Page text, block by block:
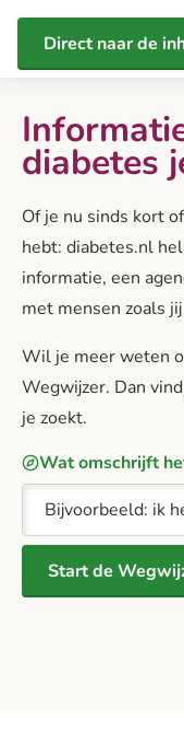
Direct naar de
diabetes
Of je nu sinds kort
hebt: diabetes.nl
informatie, een
met mensen zoals
Wil je meer weten
Wegwijzer. Dan
je zoekt.
Wat omschrijft
Start de